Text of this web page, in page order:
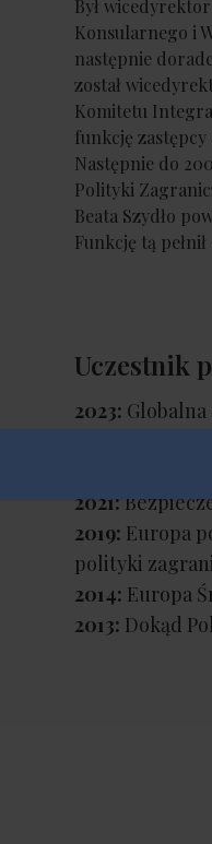
Był
Konsularnego i
następnie
został
Komitetu
funkcję zastępcy
Następnie do
Polityki
Beata Szydło
Funkcję tą
Uczestnik
2023:
Global
2021:
2019: Europa
polityki
2014: Europa
2013: Dokąd